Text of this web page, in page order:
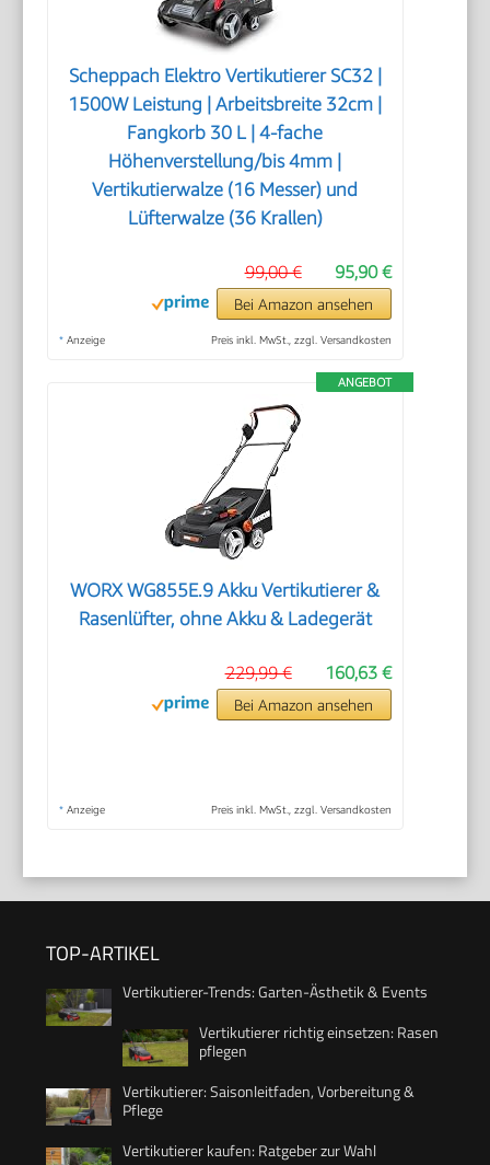
Scheppach Elektro Vertikutierer SC32 |
1500W Leistung | Arbeitsbreite 32cm |
Fangkorb 30 L | 4-fache
Höhenverstellung/bis 4mm |
Vertikutierwalze (16 Messer) und
Lüfterwalze (36 Krallen)
95,90 €
99,00 €
Bei Amazon ansehen
* Anzeige Preis inkl. MwSt., zzgl. Versandkosten
ANGEBOT
WORX WG855E.9 Akku Vertikutierer &
Rasenlüfter, ohne Akku & Ladegerät
160,63 €
229,99 €
Bei Amazon ansehen
* Anzeige Preis inkl. MwSt., zzgl. Versandkosten
TOP-ARTIKEL
Vertikutierer-Trends: Garten-Ästhetik & Events
Vertikutierer richtig einsetzen: Rasen
pflegen
Vertikutierer: Saisonleitfaden, Vorbereitung &
Pflege
Vertikutierer kaufen: Ratgeber zur Wahl